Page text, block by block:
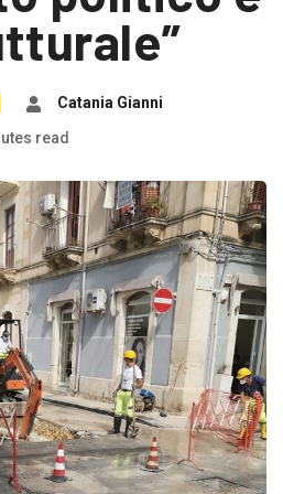
Catania Gianni
read